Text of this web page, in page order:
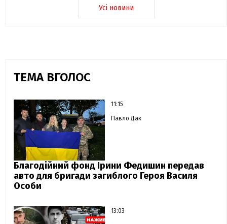
Усі новини
ТЕМА ВГОЛОС
11:15
Павло Дак
Благодійний фонд Ірини Федишин передав
авто для бригади загиблого Героя Василя
Особи
13:03